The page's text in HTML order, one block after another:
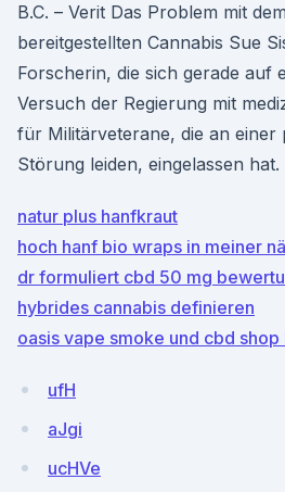
B.C. – Verit Das Problem mit
bereitgestellten Cannabis Sue
Forscherin, die sich gerade auf
Versuch der Regierung mit
für Militärveterane, die an einer
Störung leiden, eingelassen hat.
natur plus hanfkraut
hoch hanf bio wraps in meiner
dr formuliert cbd 50 mg
hybrides cannabis definieren
oasis vape smoke und cbd
ufH
aJgi
ucHVe